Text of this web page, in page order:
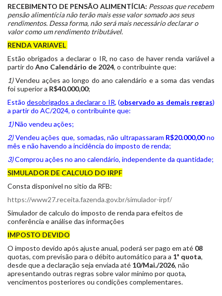
RECEBIMENTO DE PENSÃO ALIMENTÍCIA: Pessoas que recebem
pensão alimentícia não terão mais esse valor somado aos seus
rendimentos. Dessa forma, não será mais necessário declarar o
valor como um rendimento tributável.
RENDA VARIAVEL
Estão obrigados a declarar o IR, no caso de haver renda variável a
partir do Ano Calendário de 2024, o contribuinte que:
1)Vendeu ações ao longo do ano calendário e a soma das vendas
foi superior a R$40.000,00;
Estãodesobrigados a declarar o IR, (observado as demais regras)
a partir do AC/2024, o contribuinte que:
1)Não vendeu ações;
2)Vendeu ações que, somadas, não ultrapassaram R$20.000,00no
mês e não havendo a incidência do imposto de renda;
3)Comprou ações no ano calendário, independente da quantidade;
SIMULADOR DE CALCULO DO IRPF
Consta disponível no sitio da RFB:
https://www27.receita.fazenda.gov.br/simulador-irpf/
Simulador de calculo do imposto de renda para efeitos de
conferência e análise das informações
IMPOSTO DEVIDO
O imposto devido após ajuste anual, poderá ser pago em até 08
quotas, com previsão para o débito automático para a 1ª quota,
desde que a declaração seja enviada até 10/Mai./2026, não
apresentando outras regras sobre valor mínimo por quota,
vencimentos posteriores ou condições complementares.